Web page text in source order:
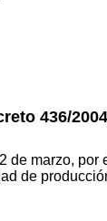
436/
de marzo, por
de